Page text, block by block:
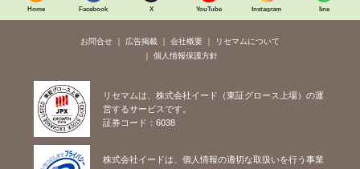
Home Facebook X YouTube Instagram line
お問合せ 広告掲載 会社概要
リセマムについて
個人情報保護方針
リセマムは、株式会社イード（東証グロース上場）の運
営するサービスです。
証券コード：6038
株式会社イードは、個人情報の適切な取扱いを行う事業